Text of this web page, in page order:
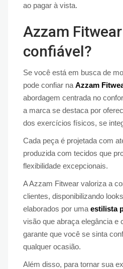
ao pagar à vista.
Azzam
confiável?
Se você está em busca de
pode confiar na Azzam
abordagem centrada no
a marca se destaca por
dos exercícios físicos, se
Cada peça é projetada com
produzida com tecidos que
flexibilidade excepcionais.
A Azzam Fitwear valoriza a
clientes, disponibilizando
elaborados por uma estilista
visão que abraça elegância e
garante que você se sinta
qualquer ocasião.
Além disso, para tornar sua